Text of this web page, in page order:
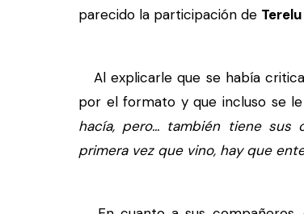
parecido la participación de
Al explicarle que se había
por el formato y que incluso se
hacía, pero... también tiene sus
primera vez que vino, hay que